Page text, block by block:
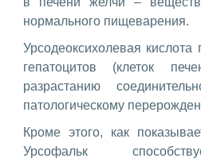
нормального пищеварения.
Урсодеоксихолевая кислота
гепатоцитов (клеток
разрастанию
патологическому
Кроме этого, как
Урсофальк